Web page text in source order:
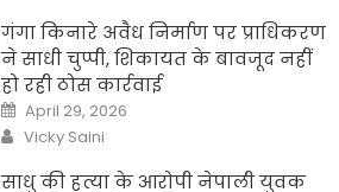
गंगा किनारे अवैध निर्माण पर प्राधिकरण
ने साधी चुप्पी, शिकायत के बावजूद नहीं
हो रही ठोस कार्रवाई
Posted
on
April 29, 2026
Author
Vicky Saini
साधु की हत्या के आरोपी नेपाली युवक